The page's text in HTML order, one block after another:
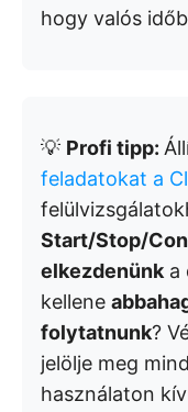
hogy valós
💡 Profi tipp:
feladatokat a
Start/Stop/
elkezdenünk a
kellene
folytatnunk?
jelölje meg
használaton